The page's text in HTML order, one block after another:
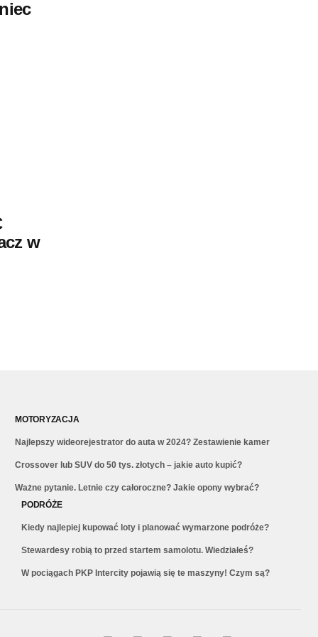
w
MOTORYZACJA
Najlepszy wideorejestrator do auta w 2024? Zestawienie kamer
Crossover lub SUV do 50 tys. złotych – jakie auto kupić?
Ważne pytanie. Letnie czy całoroczne? Jakie opony wybrać?
PODRÓŻE
Kiedy najlepiej kupować loty i planować wymarzone podróże?
Stewardesy robią to przed startem samolotu. Wiedziałeś?
W pociągach PKP Intercity pojawią się te maszyny! Czym są?